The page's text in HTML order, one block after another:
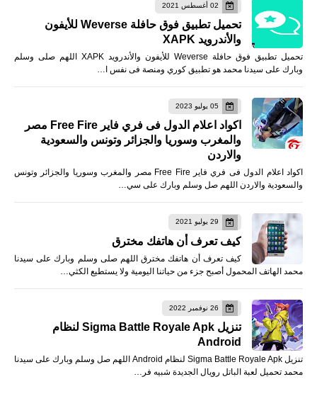
02 أغسطس 2021
تحميل تطبيق فوق حافلة Weverse للأيفون
والأندرويد XAPK
تحميل تطبيق فوق حافلة Weverse للأيفون والأندرويد XAPK اللهم صلى وسلم
وبارك على سيدنا محمد هو تطبيق كوري ومنصة فى نفس ا…
05 يوليو 2023
اكواد اعلام الدول فى فري فاير Free Fire مصر
والمغرب وسوريا والجزائر وتونس والسعودية
والاردن
اكواد اعلام الدول فى فري فاير Free Fire مصر والمغرب وسوريا والجزائر وتونس
والسعودية والاردن اللهم صل وسلم وبارك على سي…
29 يوليو 2021
كيف تعرف أن هاتفك مخترق
كيف تعرف أن هاتفك مخترق اللهم صلى وسلم وبارك على سيدنا
محمد الهاتف المحمول أصبح جزء من حياتنا اليومية ولا يستطيع الكثي…
26 نوفمبر 2022
تنزيل Sigma Battle Royale Apk لنظام
Android
تنزيل Sigma Battle Royale Apk لنظام Android اللهم صل وسلم وبارك على سيدنا
محمد تحميل لعبة الباتل رويال الجديدة شبيه فر…